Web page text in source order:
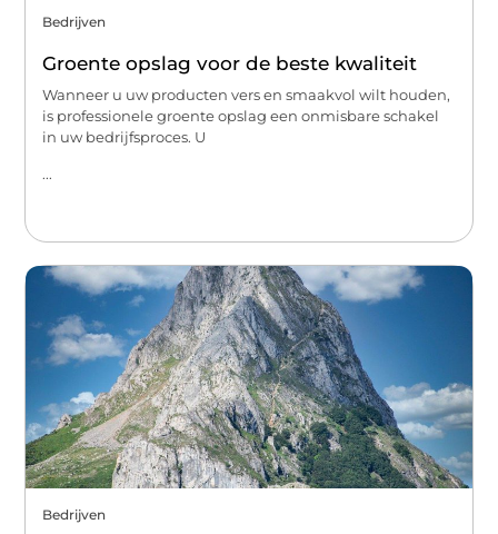
Bedrijven
Groente opslag voor de beste kwaliteit
Wanneer u uw producten vers en smaakvol wilt houden,
is professionele groente opslag een onmisbare schakel
in uw bedrijfsproces. U
...
Bedrijven